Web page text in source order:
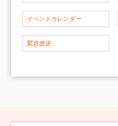
イベントカレンダー
緊急放送